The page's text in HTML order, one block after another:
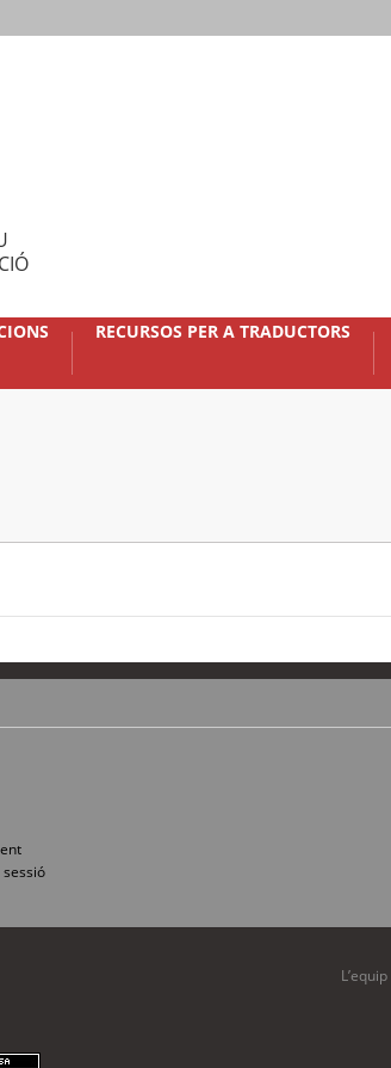
RECURSOS PER A TRADUCTORS
L’equip